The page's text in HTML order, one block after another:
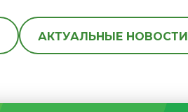
АКТУАЛЬНЫЕ НОВОСТИ